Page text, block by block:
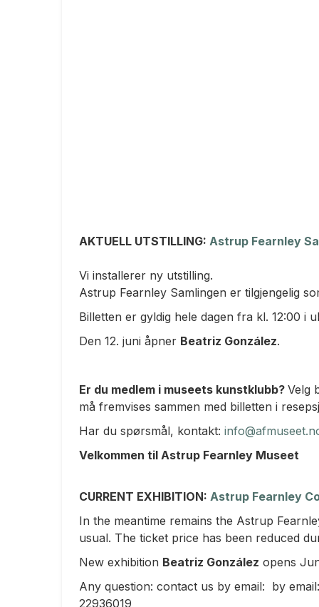
AKTUELL UTSTILLING: Astrup Fearnley
Vi installerer ny utstilling.
Astrup Fearnley Samlingen er tilgjengelig
Billetten er gyldig hele dagen fra kl. 12:00 i
Den 12. juni åpner Beatriz González.
Er du medlem i museets kunstklubb? Velg
må fremvises sammen med billetten i
Har du spørsmål, kontakt:
Velkommen til Astrup Fearnley Museet
CURRENT EXHIBITION: Astrup Fearnley
In the meantime remains the Astrup
usual. The ticket price has been reduced
New exhibition Beatriz González opens
Any question: contact us by email: by
22936019